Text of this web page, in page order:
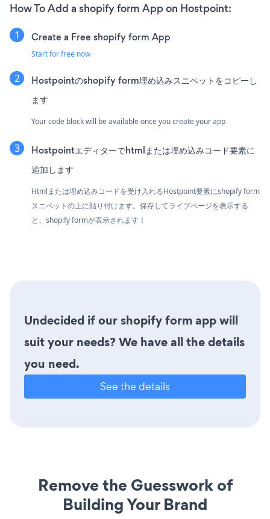
How To Add a shopify form App on Hostpoint:
Create a Free shopify form App
Start for free now
Hostpointのshopify form埋め込みスニペットをコピーし
ます
Your code block will be available once you create your app
Hostpointエディターでhtmlまたは埋め込みコード要素に
追加します
Htmlまたは埋め込みコードを受け入れるHostpoint要素にshopify form
スニペットの上に貼り付けます。保存してライブページを表示する
と、shopify formが表示されます！
Undecided if our shopify form app will
suit your needs? We have all the details
you need.
See the details
Remove the Guesswork of
Building Your Brand